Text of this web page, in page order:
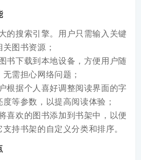
的搜索引擎。用户只需输入关键
图书资源；
书下载到本地设备，方便用户随
需担心网络问题；
根据个人喜好调整阅读界面的字
等参数，以提高阅读体验；
喜欢的图书添加到书架中，以便
持书架的自定义分类和排序。